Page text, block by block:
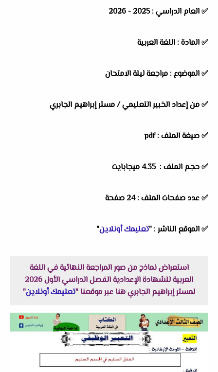
✅العام الدراسي :2025 - 2026
✅المادة : اللغة العربية
✅الموضوع : مراجعة ليلة الامتحان
✅من إعداد الخبير التعليمي / مستر إبراهيم الجابري
✅ صيغة الملف : pdf
✅ حجم الملف : 4.35 ميجابايت
✅ عدد صفحات الملف : 24 صفحة
✅الموقع الناشر : "تعليمك أونلاين"
استعراض نماذج من صور المراجعة النهائية في اللغة
العربية للشهادة الإعدادية الفصل الدراسي الأول 2026
لمستر إبراهيم الجابري هنا عبر موقعنا "تعليمك أونلاين"